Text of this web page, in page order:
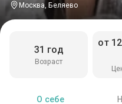
Москва, Беляево
Возраст
31 год
от
О себе